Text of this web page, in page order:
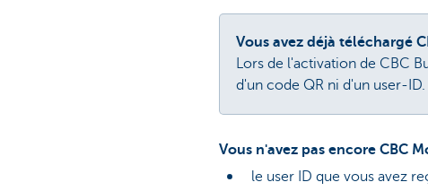
Vous avez déjà téléchargé
Lors de l'activation de CBC
d'un code QR ni d'un user-
Vous n'avez pas encore CBC
le user ID que vous avez